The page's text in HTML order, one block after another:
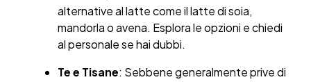
alternative al latte come il latte di soia,
mandorla o avena. Esplora le opzioni e chiedi
al personale se hai dubbi.
Te e Tisane: Sebbene generalmente prive di